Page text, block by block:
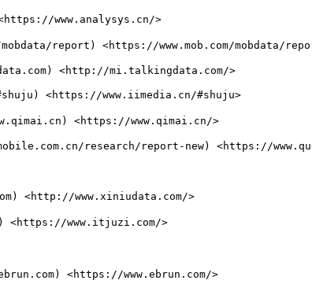
www.analysys.cn/>
mobdata/report) <https://www.mob.com/mobdata/
<http://mi.talkingdata.com/>
<https://www.iimedia.cn/#shuju>
<https://www.qimai.cn/>
research/report-new) <https://
<http://www.xiniudata.com/>
<https://www.itjuzi.com/>
<https://www.ebrun.com/>